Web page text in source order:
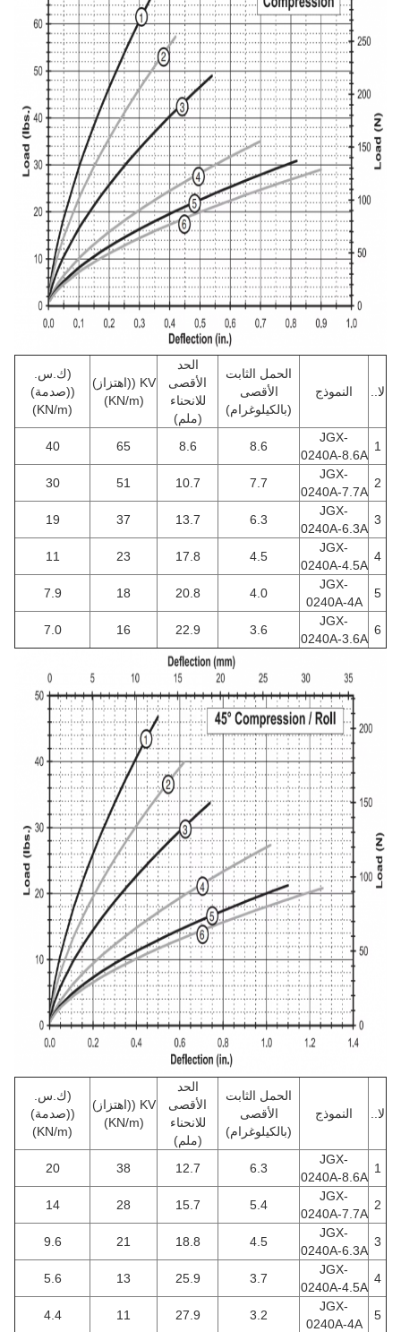
لا.. النموذج
الحمل الثابت
الأقصى
(بالكيلوغرام)
الحد
الأقصى
للانحناء
(ملم)
KV ((اهتزاز)
(ك.س.
((صدمة)
JGX-
0240A-8.6A
8.6
8.6
65
40
2
JGX-
0240A-7.7A
7.7
10.7
51
30
3
JGX-
0240A-6.3A
6.3
13.7
37
19
4
JGX-
0240A-4.5A
4.5
17.8
23
11
5
JGX-
0240A-4A
4.0
20.8
18
7.9
6
JGX-
0240A-3.6A
3.6
22.9
16
7.0
لا.. النموذج
الحمل الثابت
الأقصى
(بالكيلوغرام)
الحد
الأقصى
للانحناء
(ملم)
KV ((اهتزاز)
(ك.س.
((صدمة)
JGX-
0240A-8.6A
6.3
12.7
38
20
2
JGX-
0240A-7.7A
5.4
15.7
28
14
3
JGX-
0240A-6.3A
4.5
18.8
21
9.6
4
JGX-
0240A-4.5A
3.7
25.9
13
5.6
5
JGX-
0240A-4A
3.2
27.9
11
4.4